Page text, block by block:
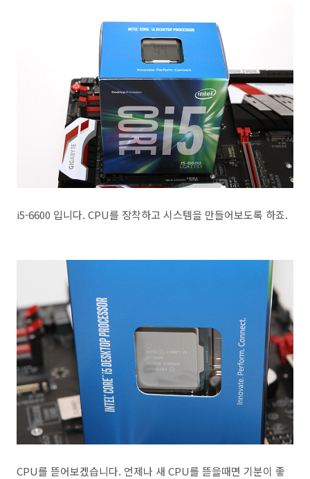
i5-6600 입니다. CPU를 장착하고 시스템을 만들어보도록 하죠.
CPU를 뜯어보겠습니다. 언제나 새 CPU를 뜯을때면 기분이 좋